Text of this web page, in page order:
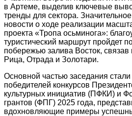
в Артеме, выделив ключевые
тренды для сектора.
новости о ходе реализации
проекта «Тропа осьминога»:
туристический маршрут пройдет
побережью залива Восток,
Рица, Отрада и Золотари.
Основной частью заседания
победителей конкурсов
культурных инициатив (ПФКИ) и
грантов (ФПГ) 2025 года,
вдохновляющие примеры